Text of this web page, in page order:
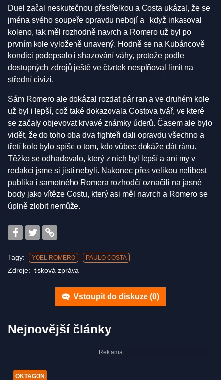
Duel začal neskutečnou přestřelkou a Costa ukázal, že se
jména svého soupeře opravdu nebojí a i když inkasoval
koleno, tak měl rozhodně navrch a Romero už byl po
prvním kole vyloženě unavený. Hodně se na Kubáncově
kondici podepsalo i shazování váhy, protože podle
dostupných zdrojů ještě ve čtvrtek nesplňoval limit na
střední divizi.
Sám Romero ale dokázal rozdat pár ran a ve druhém kole
už byl i lepší, což také dokazovala Costova tvář, ve které
se začaly objevovat krvavé známky úderů. Časem ale bylo
vidět, že do toho oba dva fighteři dali opravdu všechno a
třetí kolo bylo spíše o tom, kdo vůbec dokáže dát ránu.
Těžko se odhadovalo, který z nich byl lepší a ani my v
redakci jsme si jistí nebyli. Nakonec přes velikou nelibost
publika i samotného Romera rozhodčí označili na jasné
body jako vítěze Costu, který asi měl navrch a Romero se
úplně zlobit nemůže.
Tagy: YOEL ROMERO PAULO COSTA
Zdroje: tisková zpráva
Vstoupit do diskuze (0)
Nejnovější články
OKTAGON